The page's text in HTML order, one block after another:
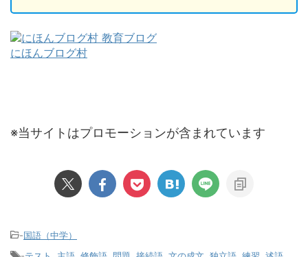
にほんブログ村
※当サイトはプロモーションが含まれています
-国語（中学）